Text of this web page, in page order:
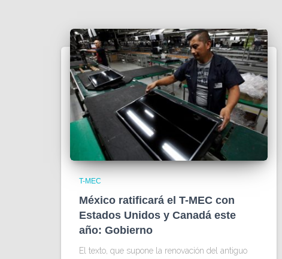
T-MEC
México ratificará el T-MEC con
Estados Unidos y Canadá este
año: Gobierno
El texto, que supone la renovación del antiguo